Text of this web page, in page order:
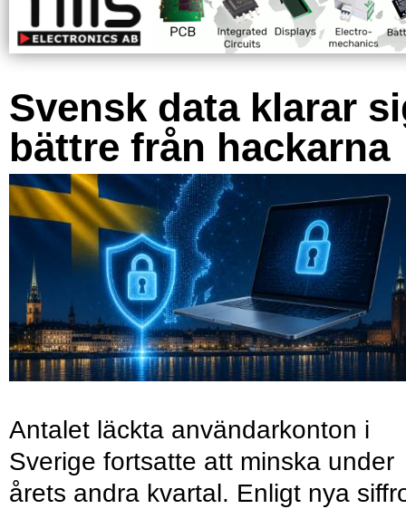
Svensk data klarar
bättre från hackarna
Antalet läckta användarkonton i
Sverige fortsatte att minska under
årets andra kvartal. Enligt nya